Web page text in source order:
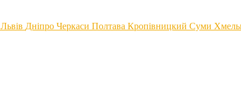
Львів Дніпро Черкаси Полтава Кропівницкий Cуми